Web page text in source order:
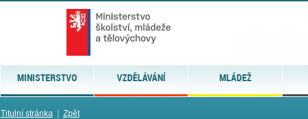
MINISTERSTVO VZDĚLÁVÁNÍ MLÁDEŽ
Titulní stránka| Zpět